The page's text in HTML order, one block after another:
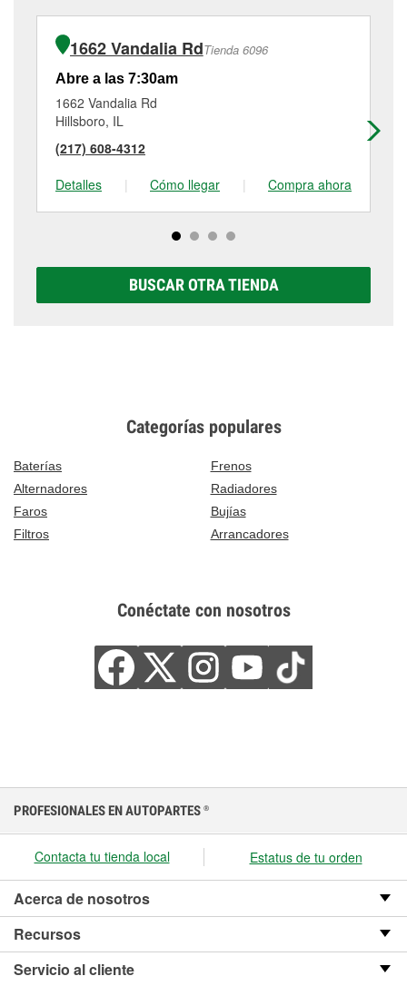
1662 Vandalia RdTienda 6096
Abre a las 7:30am
1662 Vandalia Rd
Hillsboro, IL
(217) 608-4312
Detalles
| Cómo llegar | Compra ahora
BUSCAR OTRA TIENDA
Categorías populares
Baterías
Frenos
Alternadores
Radiadores
Faros
Bujías
Filtros
Arrancadores
Conéctate con nosotros
PROFESIONALES EN AUTOPARTES ®
Contacta tu tienda local Estatus de tu orden
Acerca de nosotros
Recursos
Servicio al cliente